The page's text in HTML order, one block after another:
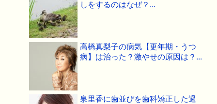
しをするのはなぜ？...
高橋真梨子の病気【更年期・うつ
病】は治った？激やせの原因は？...
泉里香に歯並びを歯科矯正した過